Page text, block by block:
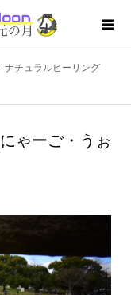
ナチュラルヒーリング
ゃーご・うぉ